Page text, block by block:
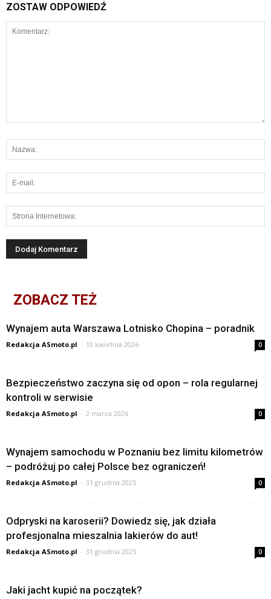
ZOSTAW ODPOWIEDŹ
ZOBACZ TEŻ
Wynajem auta Warszawa Lotnisko Chopina – poradnik
Redakcja ASmoto.pl - 10 kwietnia 2026 0
Bezpieczeństwo zaczyna się od opon – rola regularnej
kontroli w serwisie
Redakcja ASmoto.pl - 2 marca 2026 0
Wynajem samochodu w Poznaniu bez limitu kilometrów
– podróżuj po całej Polsce bez ograniczeń!
Redakcja ASmoto.pl - 31 grudnia 2025 0
Odpryski na karoserii? Dowiedz się, jak działa
profesjonalna mieszalnia lakierów do aut!
Redakcja ASmoto.pl - 31 grudnia 2025 0
Jaki jacht kupić na początek?